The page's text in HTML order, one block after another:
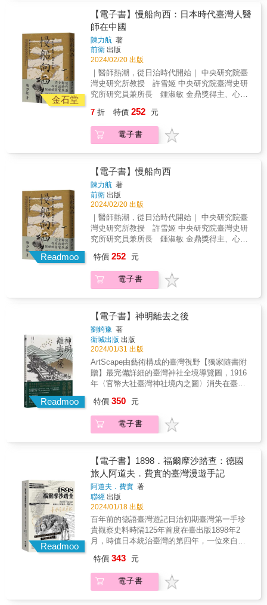
配合當時的唱片工業而產生「新型態」的歌
曲。 可見在唱片工業發展初期，聲音的儲
存有所限制，錄音的品質尚待改善，而且唱片
的設計、材質也有缺陷。到了1900年代，發展
出儲存聲音且能大量複製的技術，讓人趨之若
鶩，在西洋和東方社會，唱片市場逐漸興起，
規模日益擴大。 以日本來說，在明治維新
後積極吸收歐美文化，促成「文明開化」，唱
片工業也隨之進入日本。唱片公司透過股票來
籌募資金，大量錄製各種傳統音樂，後來日本
的唱片公司看上殖民地臺灣，將這股浪潮引
進，臺灣音樂也遠渡日本錄製，拓展了臺灣唱
片市場。 1930年代，臺灣的唱片工業開始
成長，唱片公司也紛紛成立，透過各地的「小
影、無線電臺的發展，讓歌曲傳播出去。我們
所熟知的歌曲〈望春風〉、〈雨夜花〉、〈心
酸酸〉、〈青春嶺〉……就這樣被傳唱下
來。 本書作者是臺灣挖掘留聲機唱片的先
驅。多年來，他從唱片收藏家跨足到唱片工業
的分析，甚至臺語流行歌曲的研究，在音樂創
作和流行歌研究上成績斐然。他以實證史學手
態，書寫看似零散卻又重要的議題，帶領讀者
一窺日治時期臺灣唱片工業的整體樣貌。
料化繁為簡，快速了解不當黨產的祕辛與真
相。◎專業審訂建築學者、文資工作者 凌宗魁
◎專文推薦臺南應用大學榮譽教授、漫畫家、
作家 魚夫建築文資工作者 凌宗魁聚珍臺灣總監
王子碩
至可以看到計畫延伸至枋寮、修建東港支線，
而東部鐵路自八堵至蘇澳也已完成，並且可以
藉由海運及自動車路線（公路），連接花蓮港
到台東的台東線，環島鐵路網漸漸成型，另外
平溪支線與集集支線已經被鐵道部收購，納入
支線運輸中。 & 此一時期的鐵道路線，不屬於
鐵道部直營的鐵道還有板橋到新店的新店線鐵
路及中南部糖業鐵道、羅東森林鐵道與阿里山
森林鐵道、台車軌道等，新店線由臺北鐵道株
式會社經營，糖鐵鐵道則分由大日本、鹽水
林所則負責森林鐵路的經營，這些產業鐵道除
了負責原本鐵道建設所需的運輸任務之外，也
兼負提供旅客搭乘的客運服務，另外由人力推
臺灣島內包羅萬象的軌道路線，雖然分別隸屬
不同的公司，但也都受總督府鐵道部的監督與
規範。二十世紀初期的臺灣島，在公路運輸尚
未興盛的年代，堪稱為鐵道王國一點也不為
過！ &
金石堂
【電子書】慢船向西：日本時代臺灣人醫
師在中國
陳力航 著
前衛 出版
2024/02/20 出版
｜醫師熱潮，從日治時代開始｜ 中央研究院臺
灣史研究所教授 許雪姬 中央研究院臺灣史研
究所研究員兼所長 鍾淑敏 金鼎獎得主、心臟
第二做醫生」 日治時期，西醫成為炙手可熱的
新興行業， 不僅被視為菁英，更象徵著高社經
地位。 於是，如何取得習醫與行醫的機會，便
身影。 日治時期在中國的臺灣醫師，可說是臺
灣人在殖民體制下，以及中日兩國的夾縫間求
生存的縮影。如此歷史發展，也造就臺灣人面
對變局的靈活變化，知道如何在這個體制之
下，前往自己憧憬之地，或是追求更好的發展
機會。如臺灣醫師前往廈門、上海、南京、天
津、北平、滿洲即是如此。分布的地域非常
廣，不僅是一水之隔的廈門，就連北平、滿洲
都有臺灣人的蹤跡。 如此現象，也有階段性的
人執業或習醫的有利因素，那自然也會吸引臺
灣人前來，比如說滿洲與青島的醫學校正是如
此。臺灣人前往滿洲、青島等地習醫的現象，
少，那就離開臺灣島，在東亞尋找其他機會。
換言之，臺灣人是以東亞為舞臺，而非僅在臺
灣。 進入本書，主要分為「臺灣醫師為何要前
往中國」，以及「他們去了哪裡」這兩大部
分。「臺灣醫師為何要前往中國」談的是時代
背景，而「他們去了哪裡」，談的是這些醫師
分布，以及其中幾個有趣案例。 專文推薦 綜觀
下的人群移動，在中國的臺灣醫師亦不例外，
掌握時機，創造各自不同的人生，故事精彩，
文筆流暢，附圖不少，可讀性高。
臺灣人醫師波瀾壯闊的故事，讓人一邊驚嘆臺
灣人處境之奇遇，也一邊感懷被大時代翻弄的
歷史。&mdash;&mdash;鍾淑敏 力航在書中對
於史料的爬梳，以及說明醫師與時代的關係，
讓我們可以一窺當時的醫療環境、政治情況，
還有醫師和社會的互動等
&hellip;&hellip;&mdash;&mdash;蘇上豪 齊聲
推薦 李文成｜知名作者．一歷百憂解 何義麟｜
國立臺北教育大學臺文所教授 李尚仁｜中研
院歷史語言所研究員 李 崗｜影想文化藝術
秀蓉｜前臺大歷史系所教授兼主任．現臺大醫
院顧問 張典婉｜文字工作者 郭文華｜國立
陽明交通大學科技與社會研究所．公共衛生研
7 折 特價 252 元
電子書
Readmoo
【電子書】慢船向西
陳力航 著
前衛 出版
2024/02/20 出版
｜醫師熱潮，從日治時代開始｜ 中央研究院臺
灣史研究所教授 許雪姬 中央研究院臺灣史研
究所研究員兼所長 鍾淑敏 金鼎獎得主、心臟
第二做醫生」 日治時期，西醫成為炙手可熱的
新興行業， 不僅被視為菁英，更象徵著高社經
地位。 於是，如何取得習醫與行醫的機會，便
身影。 日治時期在中國的臺灣醫師，可說是臺
灣人在殖民體制下，以及中日兩國的夾縫間求
生存的縮影。如此歷史發展，也造就臺灣人面
對變局的靈活變化，知道如何在這個體制之
下，前往自己憧憬之地，或是追求更好的發展
機會。如臺灣醫師前往廈門、上海、南京、天
津、北平、滿洲即是如此。分布的地域非常
廣，不僅是一水之隔的廈門，就連北平、滿洲
都有臺灣人的蹤跡。 如此現象，也有階段性的
人執業或習醫的有利因素，那自然也會吸引臺
灣人前來，比如說滿洲與青島的醫學校正是如
此。臺灣人前往滿洲、青島等地習醫的現象，
也印證日治時期臺灣人的習醫熱潮，臺灣機會
少，那就離開臺灣島，在東亞尋找其他機會。
換言之，臺灣人是以東亞為舞臺，而非僅在臺
灣。 進入本書，主要分為「臺灣醫師為何要前
往中國」，以及「他們去了哪裡」這兩大部
分。「臺灣醫師為何要前往中國」談的是時代
背景，而「他們去了哪裡」，談的是這些醫師
分布，以及其中幾個有趣案例。 專文推薦 綜觀
本書，主軸在介紹臺灣人受日本殖民政策影響
掌握時機，創造各自不同的人生，故事精彩，
文筆流暢，附圖不少，可讀性高。
&mdash;&mdash;許雪姬 關於臺灣人如何在中
特價 252 元
電子書
Readmoo
【電子書】神明離去之後
劉錡豫 著
衛城出版 出版
2024/01/31 出版
ArtScape由藝術構成的臺灣視野【獨家隨書附
贈】最完備詳細的臺灣神社全境導覽圖，1916
年〈官幣大社臺灣神社境內之圖〉消失在臺北
來臺的居所當世界戰局的大轟炸與炮火，震
盪、重整了東亞秩序神明離去之後，神之器變
成了敗戰物，又將流落何方？一座世人陌生到
流轉人世之物，重新現形。本書將娓娓道來，
自日本殖民至二次大戰後，曾因緣際會進入臺
灣神社收藏的藝術品、文物，種種令人意想不
到的聚散、流離故事。1901年以來，臺灣總督
府陸續通過立法，將日本政教合一的神職、神
社的制度，移植到臺灣，並動員臺灣在地仕
紳，組織地方團體、學校參拜，籌辦神社的例
行祭祀，最終在戰爭期間加速完成了日本深入
海外殖民社會的帝國秩序。如同許多宗教，在
日本的神道教體制中，「物」同樣具有凝聚信
為圓山大飯店）建築與空間布置，便藉由鳥
居、植樹、紀念碑與兵器陳設，讓參拜民眾強
烈感受到國家神道的存在；而排列於表參道兩
特價 350 元
電子書
Readmoo
【電子書】1898．福爾摩沙踏查：德國
旅人阿道夫．費實的臺灣漫遊手記
阿道夫．費實 著
聯經 出版
2024/01/18 出版
百年前的德語臺灣遊記日治初期臺灣第一手珍
貴觀察史料時隔125年首度在臺出版1898年2
月，時值日本統治臺灣的第四年，一位來自德
了親自見識「日本的戰利品」，造訪了臺灣
島，留下了詳盡的踏查紀錄……★ 塵封一百多
年的珍貴臺灣民族研究史料，首度直接由德文
特價 343 元
電子書